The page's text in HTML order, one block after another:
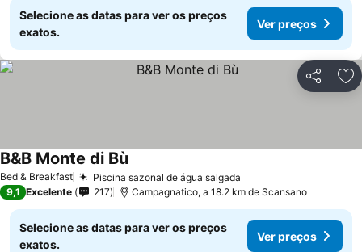
Selecione as datas para ver os preços
exatos.
Ver preços
Partilhar
Bed & Breakfast Piscina sazonal de água salgada
B&B Monte di Bù
9,1 Excelente 217 Campagnatico, a 18.2 km de Scansano
Selecione as datas para ver os preços
exatos.
Ver preços